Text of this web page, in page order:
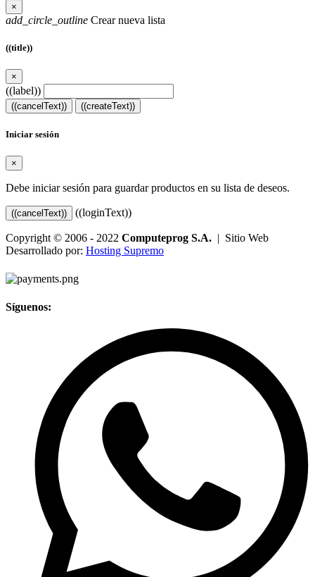
×
add_circle_outline Crear nueva lista
((title))
×
((label))
((cancelText)) ((createText))
Iniciar sesión
×
Debe iniciar sesión para guardar productos en su lista de deseos.
((cancelText)) ((loginText))
Copyright © 2006 - 2022 Computeprog S.A. | Sitio Web
Desarrollado por: Hosting Supremo
Síguenos: